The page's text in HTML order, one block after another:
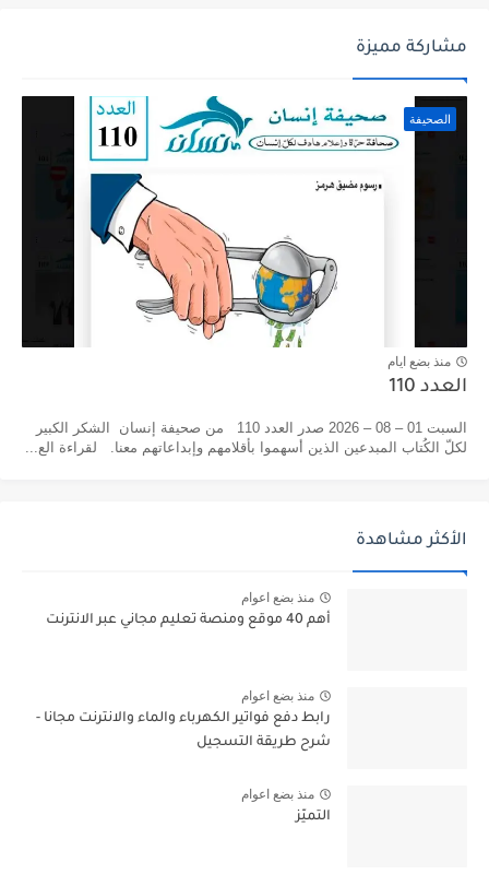
مشاركة مميزة
الصحيفة
منذ بضع ايام
العدد 110
السبت 01 – 08 – 2026 صدر العدد 110 من صحيفة إنسان الشكر الكبير
لكلّ الكُتاب المبدعين الذين أسهموا بأقلامهم وإبداعاتهم معنا. لقراءة الع...
الأكثر مشاهدة
منذ بضع اعوام
أهم 40 موقع ومنصة تعليم مجاني عبر الانترنت
منذ بضع اعوام
رابط دفع فواتير الكهرباء والماء والانترنت مجانا -
شرح طريقة التسجيل
منذ بضع اعوام
التميّز